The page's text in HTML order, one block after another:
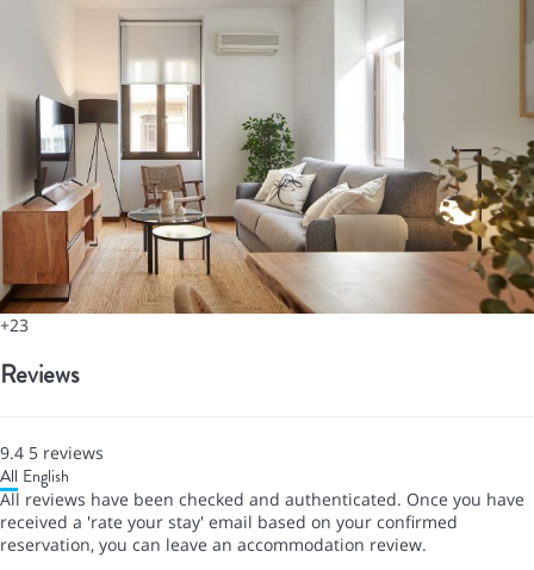
+23
Reviews
9.4 5 reviews
All English
All reviews have been checked and authenticated. Once you have
received a 'rate your stay' email based on your confirmed
reservation, you can leave an accommodation review.